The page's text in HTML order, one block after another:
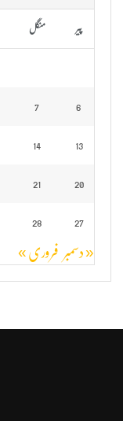
پیر منگل
6
7
13
14
20
21
27
28
« دسمبر فروری »